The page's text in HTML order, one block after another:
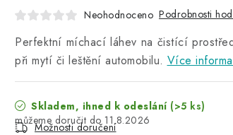
Neohodnoceno Podrobnosti
Perfektní míchací láhev na čistící
při mytí či leštění automobilu. Více
Skladem, ihned k odeslání (>5 ks)
11.8.2026
Možnosti doručení